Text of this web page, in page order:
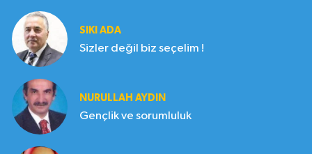
SIKI ADA
Sizler değil biz seçelim !
NURULLAH AYDIN
Gençlik ve sorumluluk